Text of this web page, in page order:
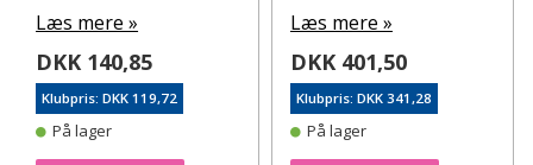
Læs mere »
DKK 140,85
Klubpris: DKK 119,72
På lager
Læs mere »
DKK 401,50
Klubpris: DKK 341,28
På lager